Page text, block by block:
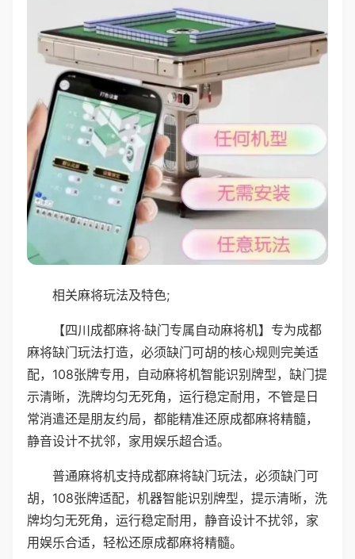
相关麻将玩法及特色;
【四川成都麻将·缺门专属自动麻将机】专为成都
麻将缺门玩法打造，必须缺门可胡的核心规则完美适
配，108张牌专用，自动麻将机智能识别牌型，缺门提
示清晰，洗牌均匀无死角，运行稳定耐用，不管是日
常消遣还是朋友约局，都能精准还原成都麻将精髓，
静音设计不扰邻，家用娱乐超合适。
普通麻将机支持成都麻将缺门玩法，必须缺门可
胡，108张牌适配，机器智能识别牌型，提示清晰，洗
牌均匀无死角，运行稳定耐用，静音设计不扰邻，家
用娱乐合适，轻松还原成都麻将精髓。